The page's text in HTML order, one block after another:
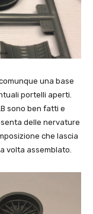
una base
portelli aperti.
sono ben fatti e
delle nervature
che lascia
volta assemblato.